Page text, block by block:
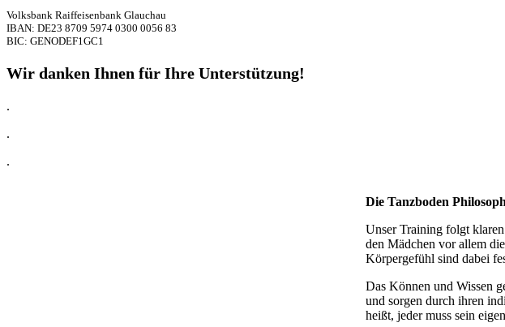
Volksbank Raiffeisenbank Glauchau
IBAN: DE23 8709 5974 0300 0056 83
BIC: GENODEF1GC1
Wir danken Ihnen für Ihre Unterstützung!
.
.
.
Die Tanzboden
Unser Training folgt
den Mädchen vor allem
Körpergefühl sind dabei
Das Können und Wissen
und sorgen durch ihren
heißt, jeder muss sein